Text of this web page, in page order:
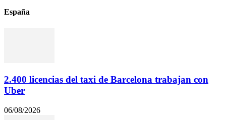
España
2.400 licencias del taxi de Barcelona trabajan con
Uber
06/08/2026